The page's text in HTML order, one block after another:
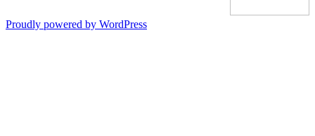
Proudly powered by WordPress